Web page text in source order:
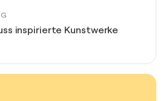
inspirierte Kunstwerke